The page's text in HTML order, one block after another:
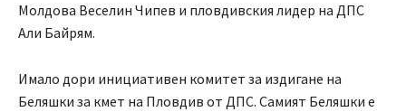
Молдова Веселин Чипев и пловдивския лидер на ДПС
Али Байрям.
Имало дори инициативен комитет за издигане на
Беляшки за кмет на Пловдив от ДПС. Самият Беляшки е